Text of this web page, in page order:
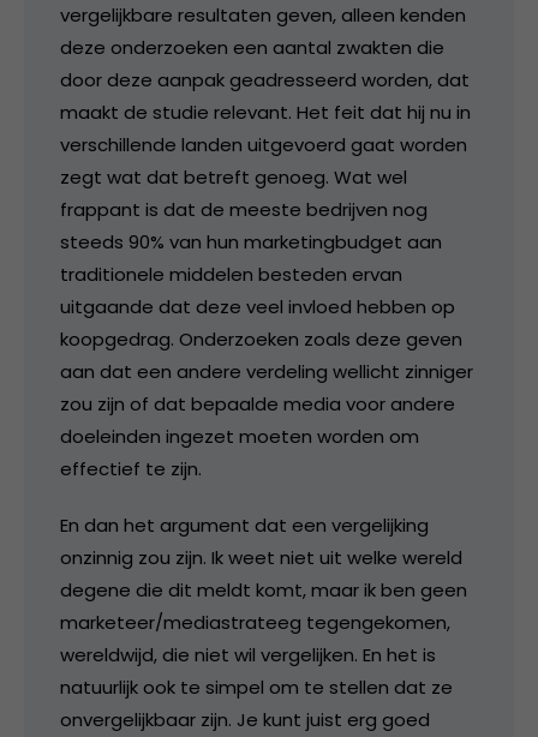
vergelijkbare resultaten geven, alleen kenden
deze onderzoeken een aantal zwakten die
door deze aanpak geadresseerd worden, dat
maakt de studie relevant. Het feit dat hij nu in
verschillende landen uitgevoerd gaat worden
zegt wat dat betreft genoeg. Wat wel
frappant is dat de meeste bedrijven nog
steeds 90% van hun marketingbudget aan
traditionele middelen besteden ervan
uitgaande dat deze veel invloed hebben op
koopgedrag. Onderzoeken zoals deze geven
aan dat een andere verdeling wellicht zinniger
zou zijn of dat bepaalde media voor andere
doeleinden ingezet moeten worden om
effectief te zijn.
En dan het argument dat een vergelijking
onzinnig zou zijn. Ik weet niet uit welke wereld
degene die dit meldt komt, maar ik ben geen
marketeer/mediastrateeg tegengekomen,
wereldwijd, die niet wil vergelijken. En het is
natuurlijk ook te simpel om te stellen dat ze
onvergelijkbaar zijn. Je kunt juist erg goed